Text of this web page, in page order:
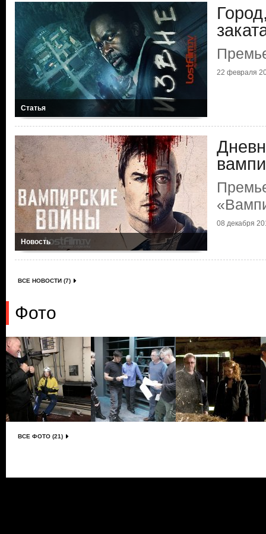
Статья
22 февраля
Новость
08 декабря
ВСЕ НОВОСТИ (7)
Фото
ВСЕ ФОТО (21)